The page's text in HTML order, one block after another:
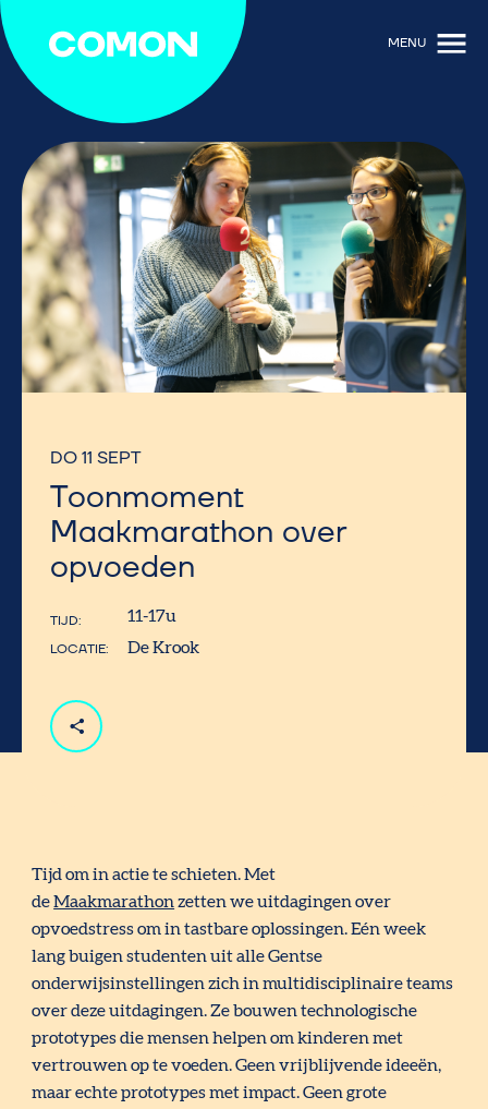
MENU
DO 11 SEPT
Toonmoment
Maakmarathon over
opvoeden
TIJD 11-17u
LOCATIE De Krook
Tijd om in actie te schieten. Met
deMaakmarathon zetten we uitdagingen over
opvoedstress om in tastbare oplossingen. Eén week
lang buigen studenten uit alle Gentse
onderwijsinstellingen zich in multidisciplinaire teams
over deze uitdagingen. Ze bouwen technologische
prototypes die mensen helpen om kinderen met
vertrouwen op te voeden. Geen vrijblijvende ideeën,
maar echte prototypes met impact. Geen grote